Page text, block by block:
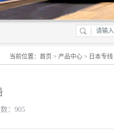
当前位置： 首页 > 产品中心 > 日本专线
：905